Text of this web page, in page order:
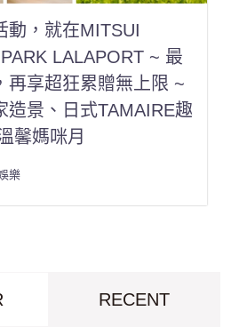
動，就在MITSUI
LALAPORT ~ 最
再享超狂累贈無上限 ~
造景、日式TAMAIRE趣
馨媽咪月
樂
RECENT